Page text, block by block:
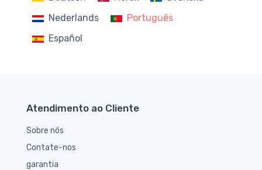
Nederlands
Português
Español
Atendimento ao Cliente
Sobre nós
Contate-nos
garantia